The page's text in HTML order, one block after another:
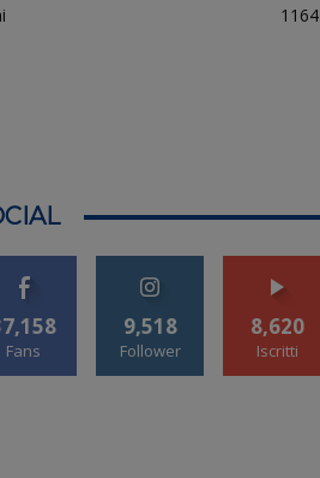
1164
Fans
9,518
Follower
8,620
Iscritti